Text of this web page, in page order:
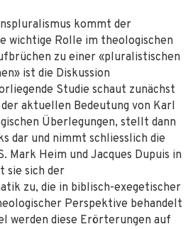
kommt der
wichtige Rolle im theologischen
zu einer «pluralistischen
ist die Diskussion
Studie schaut zunächst
aktuellen Bedeutung von Karl
Überlegungen, stellt dann
dar und nimmt schliesslich die
Mark Heim und Jacques Dupuis in
sie sich der
zu, die in biblisch-exegetischer
Perspektive behandelt
werden diese Erörterungen auf